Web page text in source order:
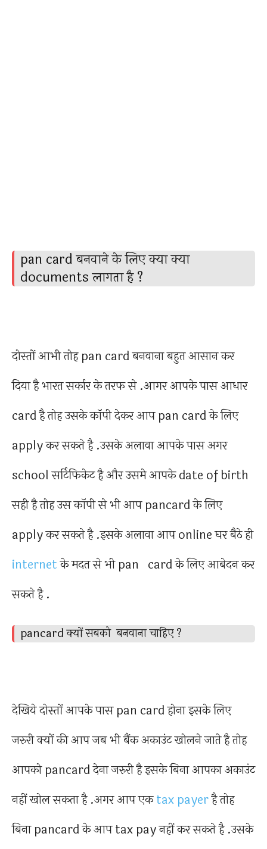
pan card बनवाने के लिए क्या क्या
documents लागता है ?
दोस्तों आभी तोह pan card बनवाना बहुत आसान कर
दिया है भारत सर्कार के तरफ से .आगर आपके पास आधार
card है तोह उसके कॉपी देकर आप pan card के लिए
apply कर सकते है .उसके अलावा आपके पास अगर
school सर्टिफिकेट है और उसमे आपके date of birth
सही है तोह उस कॉपी से भी आप pancard के लिए
apply कर सकते है .इसके अलावा आप online घर बैठे ही
internetके मदत से भी pan card के लिए आबेदन कर
सकते है .
pancard क्यों सबको बनवाना चाहिए ?
देखिये दोस्तों आपके पास pan card होना इसके लिए
जरुरी क्यों की आप जब भी बैंक अकाउंट खोलने जाते है तोह
आपको pancard देना जरुरी है इसके बिना आपका अकाउंट
नहीं खोल सकता है .अगर आप एकtax payerहै तोह
बिना pancard के आप tax pay नहीं कर सकते है .उसके